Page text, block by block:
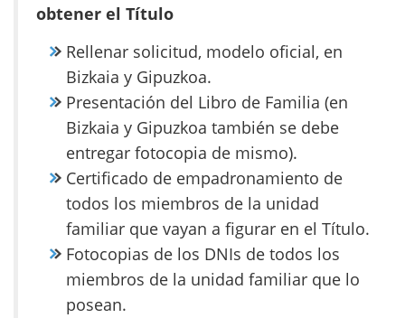
obtener el Título
Rellenar solicitud, modelo oficial, en
Bizkaia y Gipuzkoa.
Presentación del Libro de Familia (en
Bizkaia y Gipuzkoa también se debe
entregar fotocopia de mismo).
Certificado de empadronamiento de
todos los miembros de la unidad
familiar que vayan a figurar en el Título.
Fotocopias de los DNIs de todos los
miembros de la unidad familiar que lo
posean.